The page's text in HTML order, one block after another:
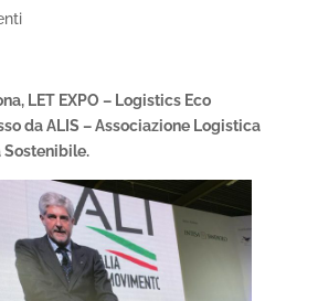
LET EXPO – Logistics Eco
da ALIS – Associazione Logistica
Sostenibile.